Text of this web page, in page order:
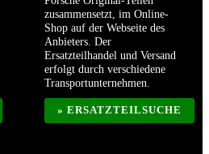
zusammensetzt, im Online-
Shop auf der Webseite des
Anbieters. Der
Ersatzteilhandel und Versand
erfolgt durch verschiedene
Transportunternehmen.
» ERSATZTEILSUCHE